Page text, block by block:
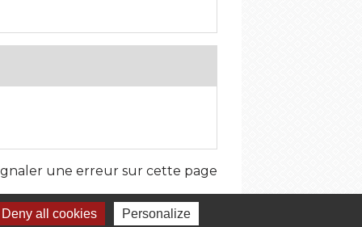
une erreur sur cette page
Deny all cookies Personalize